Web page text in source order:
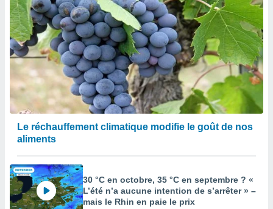
Le réchauffement climatique modifie le goût de nos
aliments
30 °C en octobre, 35 °C en septembre ? «
L’été n’a aucune intention de s’arrêter » –
mais le Rhin en paie le prix